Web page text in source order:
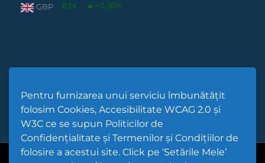
Pentru furnizarea unui serviciu îmbunătățit
folosim Cookies, Accesibilitate WCAG 2.0 și
W3C ce se supun Politicilor de
Confidențialitate și Termenilor și Condițiilor de
folosire a acestui site. Click pe ‘Setările Mele’
GBP 6,14 +0,36%
Cod Județ 4 | Județul Bacău | Tipul UAT - 14 - C - Comună |